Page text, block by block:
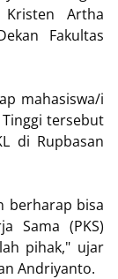
Kristen Artha
Fakultas
mahasiswa/i
tersebut
di Rupbasan
berharap bisa
Sama (PKS)
pihak," ujar
Andriyanto.